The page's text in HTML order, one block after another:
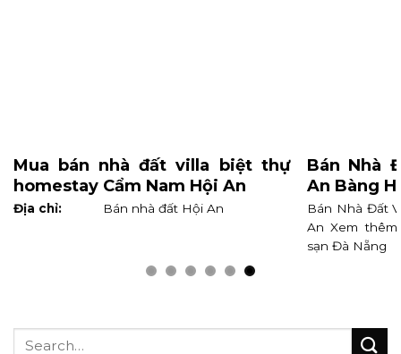
Mua bán nhà đất villa biệt thự
homestay Cẩm Nam Hội An
Địa chỉ: Bán nhà đất Hội An
Bán Nhà
An Bàng
Bán Nhà Đất
An Xem
sạn Đà Nẵng